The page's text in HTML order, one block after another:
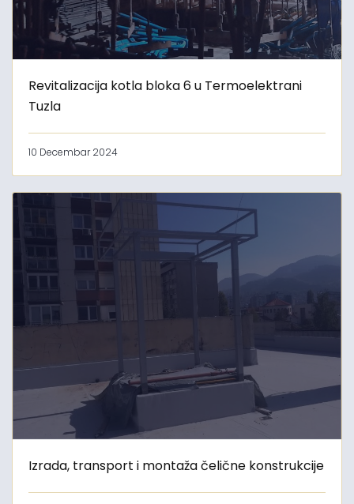
Revitalizacija kotla bloka 6 u Termoelektrani
Tuzla
10 Decembar 2024
Izrada, transport i montaža čelične konstrukcije